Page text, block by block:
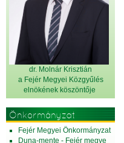
dr. Molnár Krisztián
a Fejér Megyei Közgyűlés
elnökének köszöntője
Önkormányzat
Fejér Megyei Önkormányzat
Duna-mente - Fejér megye